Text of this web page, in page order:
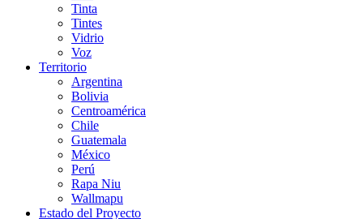
Tinta
Tintes
Vidrio
Voz
Territorio
Argentina
Bolivia
Centroamérica
Chile
Guatemala
México
Perú
Rapa Niu
Wallmapu
Estado del Proyecto